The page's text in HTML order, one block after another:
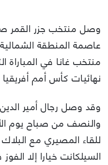
وصل منتخب جزر القمر
عاصمة المنطقة
منتخب غانا في المباراة
نهائيات كأس أمم أفريقيا
وقد وصل رجال أمير
والنصف من صباح يوم
للقاء المصيري مع
السيلكانت خيارا إلا